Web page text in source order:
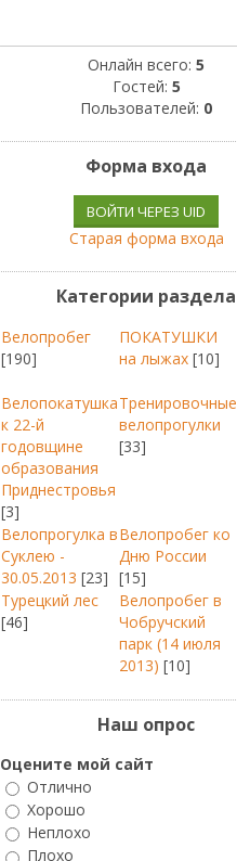
Онлайн всего: 5
Гостей: 5
Пользователей: 0
Форма входа
ВОЙТИ ЧЕРЕЗ UID
Старая форма входа
Категории раздела
Велопробег
[190]
ПОКАТУШКИ
на лыжах [10]
Велопокатушка
к 22-й
годовщине
образования
Приднестровья
[3]
Тренировочные
велопрогулки
[33]
Велопрогулка в
Суклею -
30.05.2013 [23]
Велопробег ко
Дню России
[15]
Турецкий лес
[46]
Велопробег в
Чобручский
парк (14 июля
2013) [10]
Наш опрос
Оцените мой сайт
Отлично
Хорошо
Неплохо
Плохо